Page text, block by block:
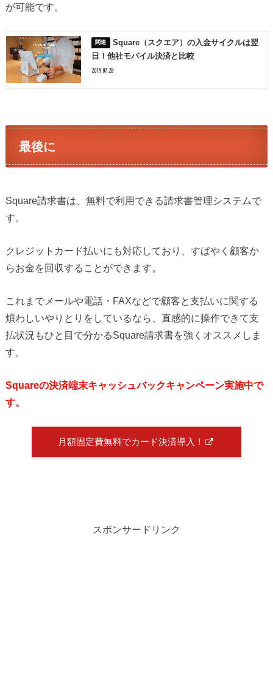
が可能です。
Square（スクエア）の入金サイクルは翌
日！他社モバイル決済と比較
2019.07.28
最後に
Square請求書は、無料で利用できる請求書管理システムで
す。
クレジットカード払いにも対応しており、すばやく顧客か
らお金を回収することができます。
これまでメールや電話・FAXなどで顧客と支払いに関する
煩わしいやりとりをしているなら、直感的に操作できて支
払状況もひと目で分かるSquare請求書を強くオススメしま
す。
Squareの決済端末キャッシュバックキャンペーン実施中で
す。
月額固定費無料でカード決済導入！
スポンサードリンク